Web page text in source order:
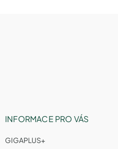
INFORMACE PRO VÁS
GIGAPLUS+